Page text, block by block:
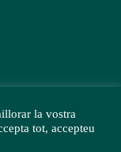
la vostra
tot, accepteu